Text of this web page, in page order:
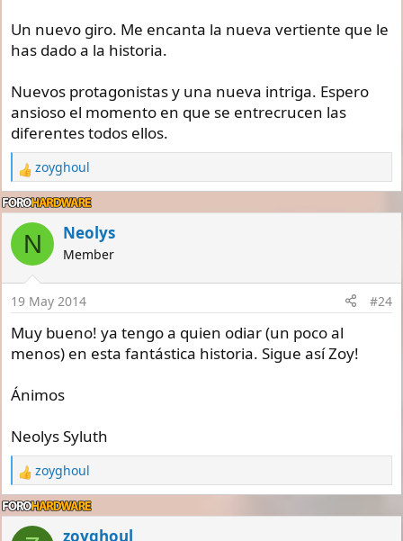
Un nuevo giro. Me encanta la nueva vertiente que le
has dado a la historia.
Nuevos protagonistas y una nueva intriga. Espero
ansioso el momento en que se entrecrucen las
diferentes todos ellos.
R
e
a
c
i
n
s
:
zoyghoul
N Neolys
Member
19 May 2014 #24
Muy bueno! ya tengo a quien odiar (un poco al
menos) en esta fantástica historia. Sigue así Zoy!
Ánimos
Neolys Syluth
R
e
a
c
zoyghoul
zoyghoul